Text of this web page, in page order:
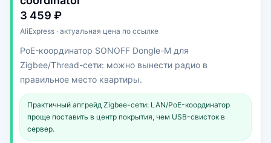
3 459 ₽
AliExpress · актуальная цена по ссылке
PoE-координатор SONOFF Dongle-M для
Zigbee/Thread-сети: можно вынести радио в
правильное место квартиры.
Практичный апгрейд Zigbee-сети: LAN/PoE-координатор
проще поставить в центр покрытия, чем USB-свисток в
сервер.